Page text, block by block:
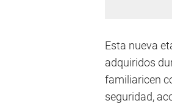
Esta nueva
adquiridos
familiaricen
seguridad,